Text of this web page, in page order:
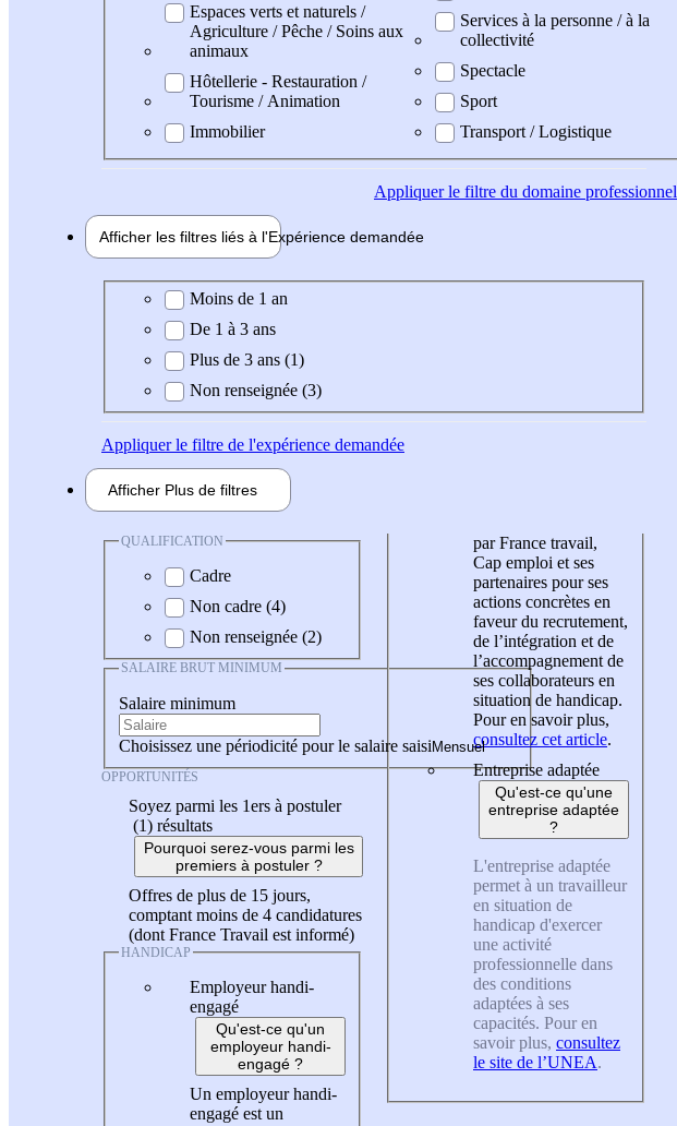
Espaces verts et naturels /
Agriculture / Pêche / Soins aux
animaux
Hôtellerie - Restauration /
Tourisme / Animation
Immobilier
Services à la personne / à la
collectivité
Spectacle
Sport
Transport / Logistique
Appliquerle filtre du domaine professionnel
Afficher les filtres liés à l'Expérience demandée
Expérience demandée
Moins de 1 an
De 1 à 3 ans
Plus de 3 ans (1)
Non renseignée (3)
Appliquerle filtre de l'expérience demandée
Afficher Plus de filtres
QUALIFICATION
Cadre
Non cadre (4)
Non renseignée (2)
SALAIRE BRUT MINIMUM
Salaire minimum
Choisissez une périodicité pour le salaire saisi
OPPORTUNITÉS
Soyez parmi les 1ers à postuler
(1) résultats
Pourquoi serez-vous parmi les
premiers à postuler ?
Offres de plus de 15 jours,
comptant moins de 4 candidatures
(dont France Travail est informé)
HANDICAP
Employeur handi-
engagé
Qu'est-ce qu'un
employeur handi-
engagé ?
Un employeur handi-
engagé est un
par France travail,
Cap emploi et ses
partenaires pour ses
actions concrètes en
faveur du recrutement,
de l’intégration et de
l’accompagnement de
ses collaborateurs en
situation de handicap.
Pour en savoir plus,
consultez cet article.
Entreprise adaptée
Qu'est-ce qu'une
entreprise adaptée
?
L'entreprise adaptée
permet à un travailleur
en situation de
handicap d'exercer
une activité
professionnelle dans
des conditions
adaptées à ses
capacités. Pour en
savoir plus, consultez
le site de l’UNEA.